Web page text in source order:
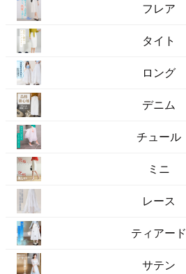
フレア
タイト
ロング
デニム
チュール
ミニ
レース
ティアード
サテン